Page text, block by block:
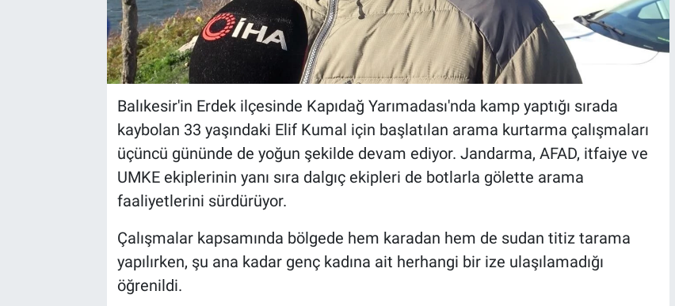
Balıkesir'in Erdek ilçesinde Kapıdağ Yarımadası'nda kamp yaptığı sırada
kaybolan 33 yaşındaki Elif Kumal için başlatılan arama kurtarma çalışmaları
üçüncü gününde de yoğun şekilde devam ediyor. Jandarma, AFAD, itfaiye ve
UMKE ekiplerinin yanı sıra dalgıç ekipleri de botlarla gölette arama
faaliyetlerini sürdürüyor.
Çalışmalar kapsamında bölgede hem karadan hem de sudan titiz tarama
yapılırken, şu ana kadar genç kadına ait herhangi bir ize ulaşılamadığı
öğrenildi.